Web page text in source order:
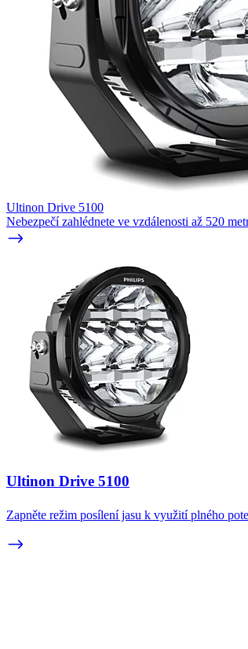
Ultinon Drive 5100
Nebezpečí zahlédnete ve vzdálenosti až 520
Ultinon Drive 5100
Zapněte režim posílení jasu k využití plného